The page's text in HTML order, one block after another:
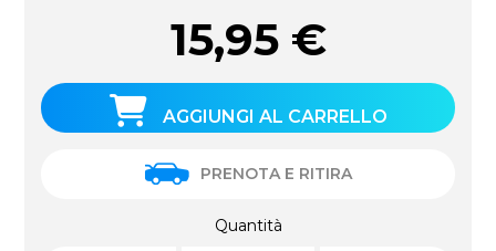
15,95 €
AGGIUNGI AL CARRELLO
PRENOTA E RITIRA
Quantità